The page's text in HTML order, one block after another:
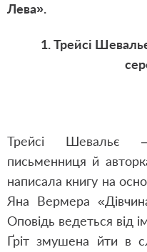
Лева».
1. Трейсі
Трейсі Шевальє —
письменниця й
написала книгу на
Яна Вермера
Оповідь ведеться від
Ґріт змушена йти в